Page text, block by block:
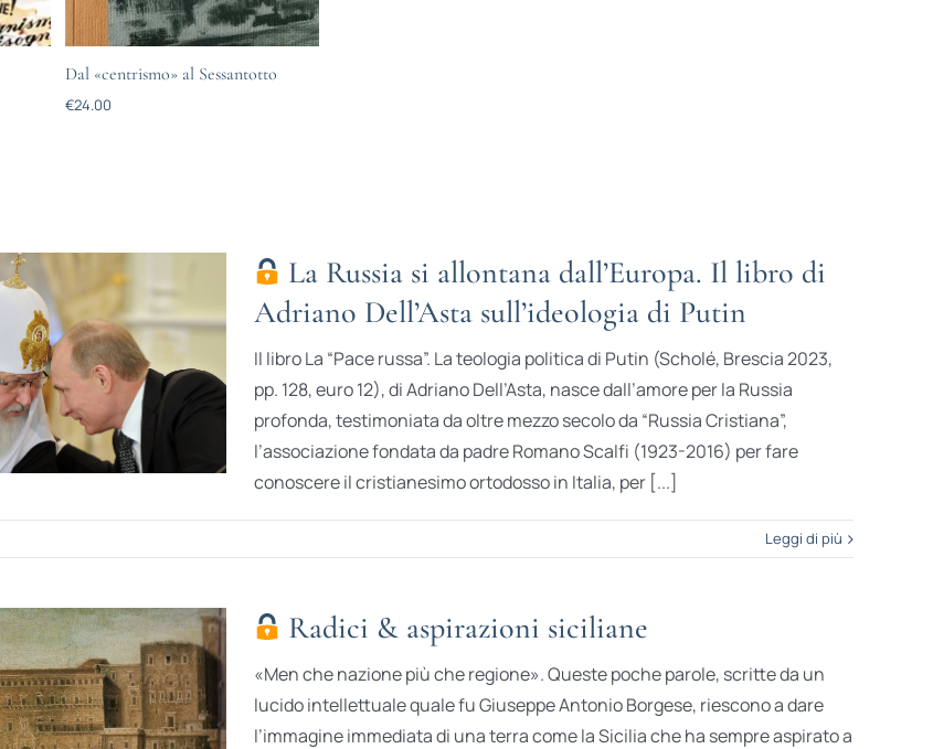
Dal «centrismo» al Sessantotto
€24.00
La Russia si allontana dall’Europa. Il libro di
Adriano Dell’Asta sull’ideologia di Putin
Il libro La “Pace russa”. La teologia politica di Putin (Scholé, Brescia 2023,
pp. 128, euro 12), di Adriano Dell’Asta, nasce dall’amore per la Russia
profonda, testimoniata da oltre mezzo secolo da “Russia Cristiana”,
l’associazione fondata da padre Romano Scalfi (1923-2016) per fare
conoscere il cristianesimo ortodosso in Italia, per [...]
Leggi di più
Radici & aspirazioni siciliane
«Men che nazione più che regione». Queste poche parole, scritte da un
lucido intellettuale quale fu Giuseppe Antonio Borgese, riescono a dare
l’immagine immediata di una terra come la Sicilia che ha sempre aspirato a